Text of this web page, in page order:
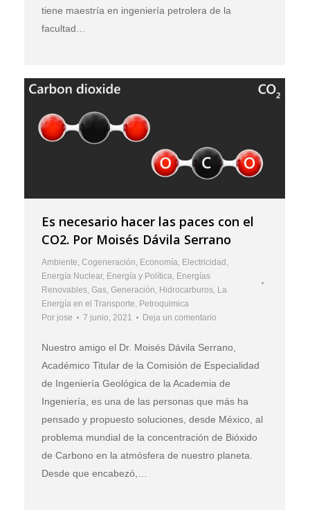
tiene maestría en ingeniería petrolera de la
facultad…
Es necesario hacer las paces con el
CO2. Por Moisés Dávila Serrano
Ambiente Cogeneración Economía Electricidad
Energía Nuclear, Energía y Política Energías
Renovables Gas Generación Hidrocarburos La
Energía en el Transporte Petroquimica
Por jose 7 junio, 2021 Deja un comentario
Nuestro amigo el Dr. Moisés Dávila Serrano,
Académico Titular de la Comisión de Especialidad
de Ingeniería Geológica de la Academia de
Ingeniería, es una de las personas que más ha
pensado y propuesto soluciones, desde México, al
problema mundial de la concentración de Bióxido
de Carbono en la atmósfera de nuestro planeta.
Desde que encabezó,…